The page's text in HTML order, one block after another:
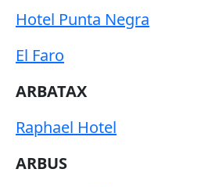
Hotel Punta Negra
El Faro
ARBATAX
Raphael Hotel
ARBUS